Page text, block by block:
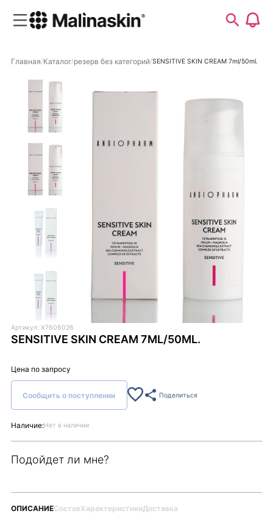
Главная Каталог резерв без категорий SENSITIVE SKIN CREAM 7ml/50ml.
Артикул: X7606026
SENSITIVE SKIN CREAM 7ML/50ML.
Цена по запросу
Сообщить о поступлении Поделиться
Наличие:Нет в наличии
Подойдет ли мне?
ОПИСАНИЕСоставХарактеристикиДоставка